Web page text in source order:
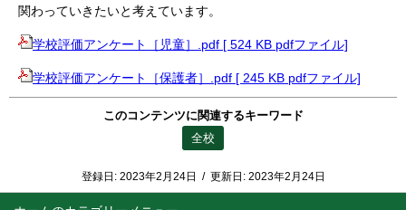
関わっていきたいと考えています。
学校評価アンケート［児童］.pdf [ 524 KB pdfファイル]
学校評価アンケート［保護者］.pdf [ 245 KB pdfファイル]
このコンテンツに関連するキーワード
全校
登録日: 2023年2月24日 / 更新日: 2023年2月24日